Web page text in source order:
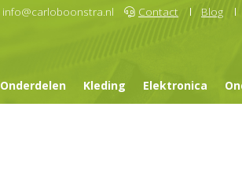
info@carloboonstra.nl Contact Blog
Onderdelen Kleding Elektronica